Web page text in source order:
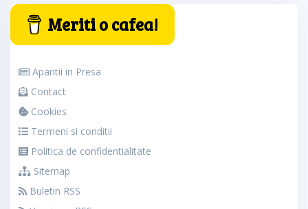
Meriti o cafea!
Aparitii in Presa
Contact
Cookies
Termeni si conditii
Politica de confidentialitate
Sitemap
Buletin RSS